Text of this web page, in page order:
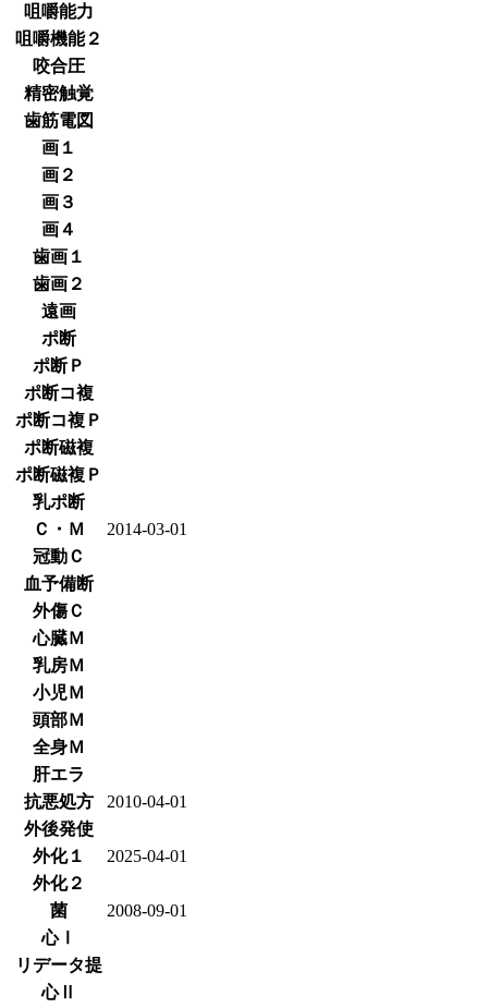
咀嚼能力
咀嚼機能２
咬合圧
精密触覚
歯筋電図
画１
画２
画３
画４
歯画１
歯画２
遠画
ポ断
ポ断Ｐ
ポ断コ複
ポ断コ複Ｐ
ポ断磁複
ポ断磁複Ｐ
乳ポ断
Ｃ・Ｍ
2014-03-01
冠動Ｃ
血予備断
外傷Ｃ
心臓Ｍ
乳房Ｍ
小児Ｍ
頭部Ｍ
全身Ｍ
肝エラ
抗悪処方
2010-04-01
外後発使
外化１
2025-04-01
外化２
菌
2008-09-01
心Ⅰ
リデータ提
心Ⅱ